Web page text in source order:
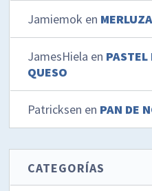
Jamiemok en
JamesHiela en PASTEL
QUESO
Patricksen en PAN DE
CATEGORÍAS